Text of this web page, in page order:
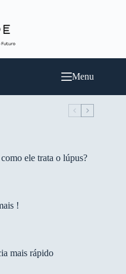
Menu
ele trata o lúpus?
!
mais rápido